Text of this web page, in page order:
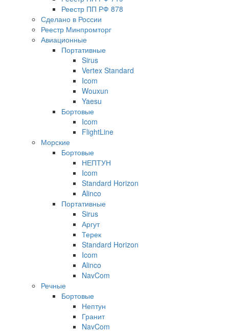
Реестр ПП РФ 878
Сделано в России
Реестр Минпромторг
Авиационные
Портативные
Sirus
Vertex Standard
Icom
Wouxun
Yaesu
Бортовые
Icom
FlightLine
Морские
Бортовые
НЕПТУН
Icom
Standard Horizon
Alinco
Портативные
Sirus
Аргут
Терек
Standard Horizon
Icom
Alinco
NavCom
Речные
Бортовые
Нептун
Гранит
NavCom